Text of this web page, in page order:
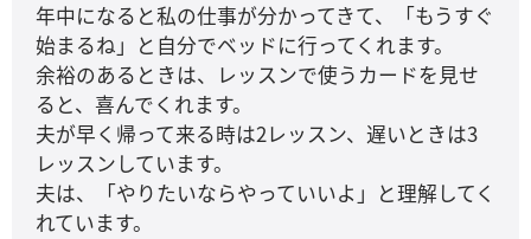
年中になると私の仕事が分かってきて、「もうすぐ
始まるね」と自分でベッドに行ってくれます。
余裕のあるときは、レッスンで使うカードを見せ
ると、喜んでくれます。
夫が早く帰って来る時は2レッスン、遅いときは3
レッスンしています。
夫は、「やりたいならやっていいよ」と理解してく
れています。